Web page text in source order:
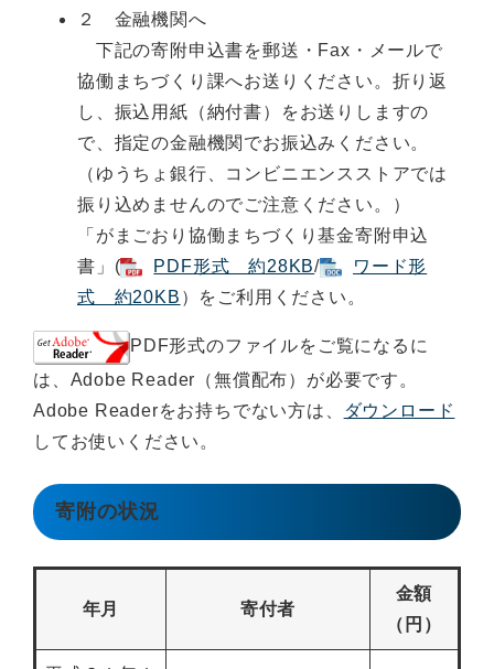
２ 金融機関へ
下記の寄附申込書を郵送・Fax・メールで
協働まちづくり課へお送りください。折り返
し、振込用紙（納付書）をお送りしますの
で、指定の金融機関でお振込みください。
（ゆうちょ銀行、コンビニエンスストアでは
振り込めませんのでご注意ください。）
「がまごおり協働まちづくり基金寄附申込
書」(
PDF形式 約28KB/
ワード形
式 約20KB ）をご利用ください。
PDF形式のファイルをご覧になるに
は、Adobe Reader（無償配布）が必要です。
Adobe Readerをお持ちでない方は、
ダウンロード
してお使いください。
寄附の状況
年月 寄付者
金額
（円）